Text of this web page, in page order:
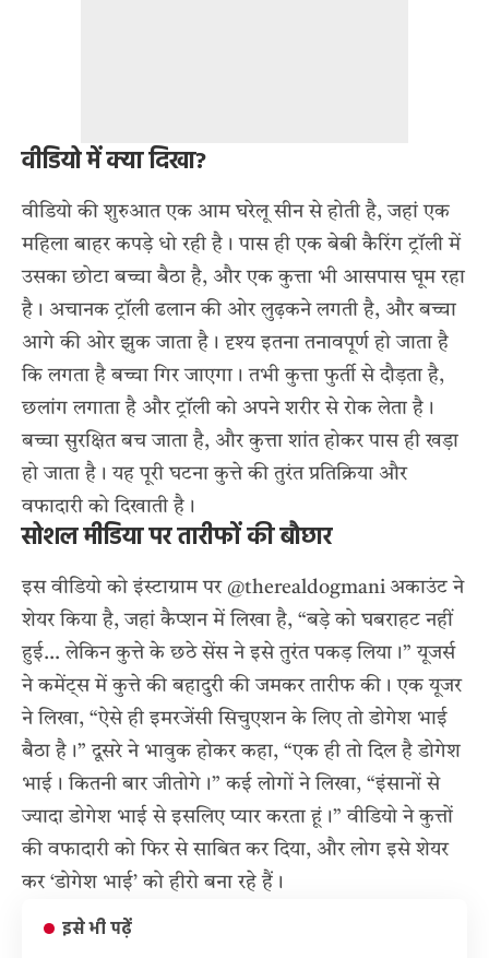
वीडियो में क्या दिखा?
वीडियो की शुरुआत एक आम घरेलू सीन से होती है, जहां एक
महिला बाहर कपड़े धो रही है। पास ही एक बेबी कैरिंग ट्रॉली में
उसका छोटा बच्चा बैठा है, और एक कुत्ता भी आसपास घूम रहा
है। अचानक ट्रॉली ढलान की ओर लुढ़कने लगती है, और बच्चा
आगे की ओर झुक जाता है। दृश्य इतना तनावपूर्ण हो जाता है
कि लगता है बच्चा गिर जाएगा। तभी कुत्ता फुर्ती से दौड़ता है,
छलांग लगाता है और ट्रॉली को अपने शरीर से रोक लेता है।
बच्चा सुरक्षित बच जाता है, और कुत्ता शांत होकर पास ही खड़ा
हो जाता है। यह पूरी घटना कुत्ते की तुरंत प्रतिक्रिया और
वफादारी को दिखाती है।
सोशल मीडिया पर तारीफों की बौछार
इस वीडियो को इंस्टाग्राम पर @therealdogmani अकाउंट ने
शेयर किया है, जहां कैप्शन में लिखा है, “बड़े को घबराहट नहीं
हुई… लेकिन कुत्ते के छठे सेंस ने इसे तुरंत पकड़ लिया।” यूजर्स
ने कमेंट्स में कुत्ते की बहादुरी की जमकर तारीफ की। एक यूजर
ने लिखा, “ऐसे ही इमरजेंसी सिचुएशन के लिए तो डोगेश भाई
बैठा है।” दूसरे ने भावुक होकर कहा, “एक ही तो दिल है डोगेश
भाई। कितनी बार जीतोगे।” कई लोगों ने लिखा, “इंसानों से
ज्यादा डोगेश भाई से इसलिए प्यार करता हूं।” वीडियो ने कुत्तों
की वफादारी को फिर से साबित कर दिया, और लोग इसे शेयर
कर ‘डोगेश भाई’ को हीरो बना रहे हैं।
इसे भी पढ़ें